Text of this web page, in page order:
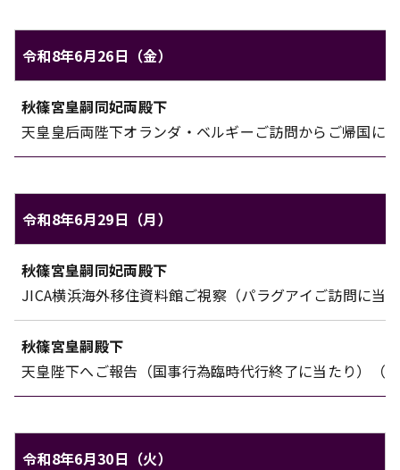
令和8年6月26日（金）
対象 内容
秋篠宮皇嗣同妃両殿下
天皇皇后両陛下オランダ・ベルギーご訪問からご帰国に
令和8年6月29日（月）
対象 内容
秋篠宮皇嗣同妃両殿下
JICA横浜海外移住資料館ご視察（パラグアイご訪問に当
秋篠宮皇嗣殿下
天皇陛下へご報告（国事行為臨時代行終了に当たり）（
令和8年6月30日（火）